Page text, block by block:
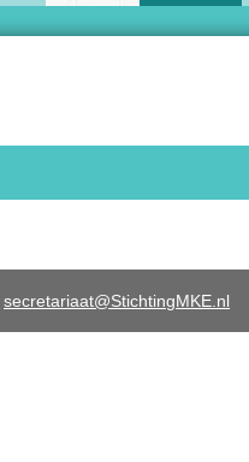
secretariaat@StichtingMKE.nl